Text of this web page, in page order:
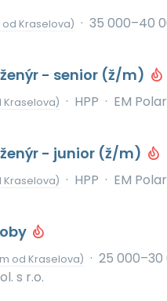
od Kraselova) · 35 000–40
- senior (ž/m)
Kraselova) · HPP · EM
- junior (ž/m)
Kraselova) · HPP · EM
od Kraselova) · 25 000–30
s r.o.